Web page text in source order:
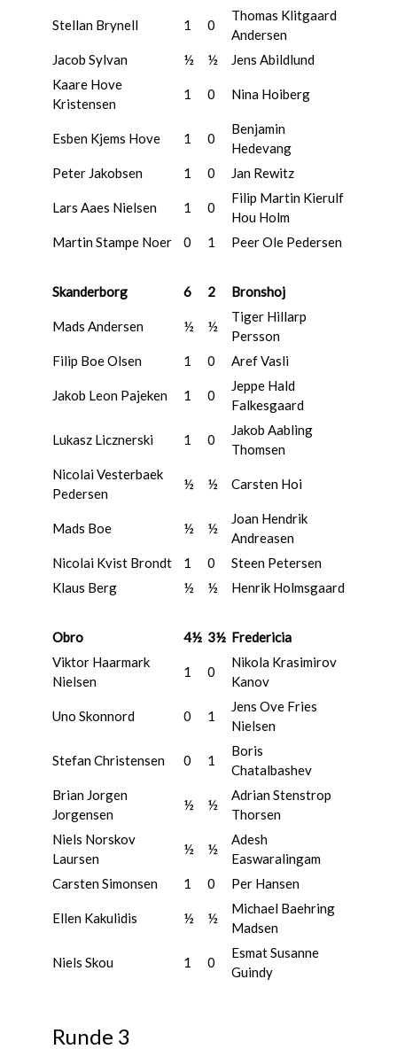
Stellan Brynell 1 0
Thomas Klitgaard
Andersen
Jacob Sylvan
½ ½
Jens Abildlund
Kaare Hove
Kristensen
1 0 Nina Hoiberg
Esben Kjems Hove 1 0
Benjamin
Hedevang
Peter Jakobsen
1 0 Jan Rewitz
Lars Aaes Nielsen 1 0
Filip Martin Kierulf
Hou Holm
Martin Stampe Noer
0 1 Peer Ole Pedersen
Skanderborg 6 2 Bronshoj
Mads Andersen ½ ½
Tiger Hillarp
Persson
Filip Boe Olsen
1 0 Aref Vasli
Jakob Leon Pajeken 1 0
Jeppe Hald
Falkesgaard
Lukasz Licznerski 1 0
Jakob Aabling
Thomsen
Nicolai Vesterbaek
Pedersen
½ ½ Carsten Hoi
Mads Boe ½ ½
Joan Hendrik
Andreasen
Nicolai Kvist Brondt
1 0
Steen Petersen
Klaus Berg
½ ½ Henrik Holmsgaard
Obro 4½ 3½ Fredericia
Viktor Haarmark
Nielsen
1 0
Nikola Krasimirov
Kanov
Uno Skonnord 0 1
Jens Ove Fries
Nielsen
Stefan Christensen 0 1
Boris
Chatalbashev
Brian Jorgen
Jorgensen
½ ½
Adrian Stenstrop
Thorsen
Niels Norskov
Laursen
½ ½
Adesh
Easwaralingam
Carsten Simonsen
1 0 Per Hansen
Ellen Kakulidis ½ ½
Michael Baehring
Madsen
Niels Skou 1 0
Esmat Susanne
Guindy
Runde 3